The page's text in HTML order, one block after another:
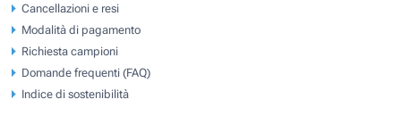
Cancellazioni e resi
Modalità di pagamento
Richiesta campioni
Domande frequenti (FAQ)
Indice di sostenibilità